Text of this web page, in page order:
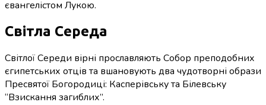
євангелістом Лукою.
Світла Середа
Світлої Середи вірні прославляють Собор преподобних
єгипетських отців та вшановують два чудотворні образи
Пресвятої Богородиці: Касперівську та Білевську
“Взискання загиблих”.